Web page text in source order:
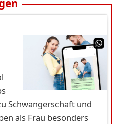
Schwangerschaft und
als Frau besonders